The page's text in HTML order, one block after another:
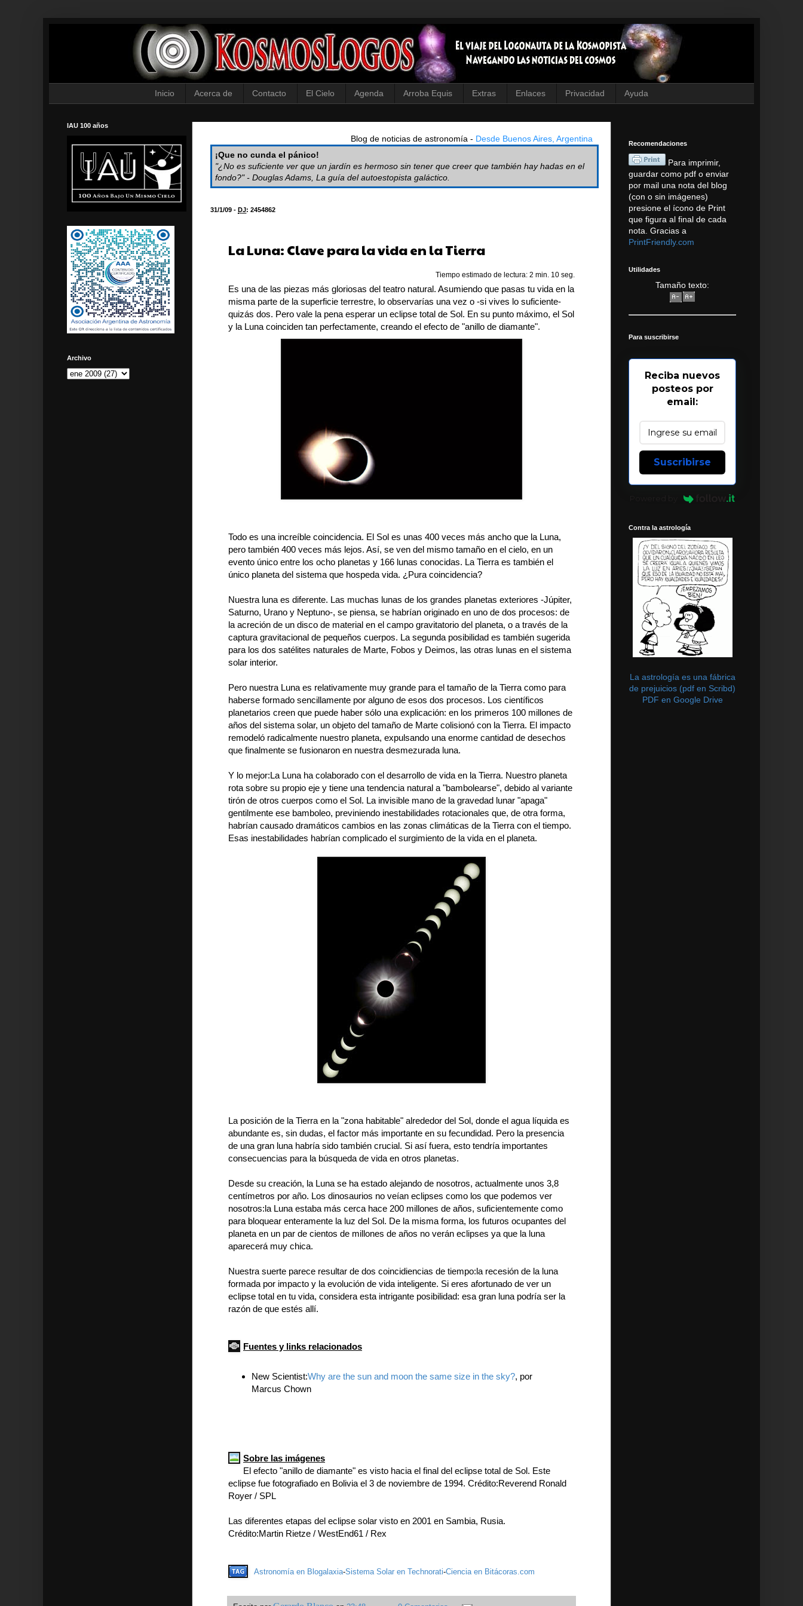
Inicio Acerca de Contacto El Cielo Agenda Arroba Equis Extras Enlaces Privacidad Ayuda
Blog de noticias de astronomía - Desde Buenos Aires, Argentina
¡Que no cunda el pánico!
"¿No es suficiente ver que un jardín es hermoso sin tener que creer que también hay hadas en el
fondo?" - Douglas Adams, La guía del autoestopista galáctico.
31/1/09 - DJ: 2454862
La Luna: Clave para la vida en la Tierra
Tiempo estimado de lectura: 2 min. 10 seg.
Es una de las piezas más gloriosas del teatro natural. Asumiendo que pasas tu vida en la
misma parte de la superficie terrestre, lo observarías una vez o -si vives lo suficiente-
quizás dos. Pero vale la pena esperar un eclipse total de Sol. En su punto máximo, el Sol
y la Luna coinciden tan perfectamente, creando el efecto de "anillo de diamante".
Todo es una increíble coincidencia. El Sol es unas 400 veces más ancho que la Luna,
pero también 400 veces más lejos. Así, se ven del mismo tamaño en el cielo, en un
evento único entre los ocho planetas y 166 lunas conocidas. La Tierra es también el
único planeta del sistema que hospeda vida. ¿Pura coincidencia?
Nuestra luna es diferente. Las muchas lunas de los grandes planetas exteriores -Júpiter,
Saturno, Urano y Neptuno-, se piensa, se habrían originado en uno de dos procesos: de
la acreción de un disco de material en el campo gravitatorio del planeta, o a través de la
captura gravitacional de pequeños cuerpos. La segunda posibilidad es también sugerida
para los dos satélites naturales de Marte, Fobos y Deimos, las otras lunas en el sistema
solar interior.
Pero nuestra Luna es relativamente muy grande para el tamaño de la Tierra como para
haberse formado sencillamente por alguno de esos dos procesos. Los científicos
planetarios creen que puede haber sólo una explicación: en los primeros 100 millones de
años del sistema solar, un objeto del tamaño de Marte colisionó con la Tierra. El impacto
remodeló radicalmente nuestro planeta, expulsando una enorme cantidad de desechos
que finalmente se fusionaron en nuestra desmezurada luna.
Y lo mejor:La Luna ha colaborado con el desarrollo de vida en la Tierra. Nuestro planeta
rota sobre su propio eje y tiene una tendencia natural a "bambolearse", debido al variante
tirón de otros cuerpos como el Sol. La invisible mano de la gravedad lunar "apaga"
gentilmente ese bamboleo, previniendo inestabilidades rotacionales que, de otra forma,
habrían causado dramáticos cambios en las zonas climáticas de la Tierra con el tiempo.
Esas inestabilidades habrían complicado el surgimiento de la vida en el planeta.
La posición de la Tierra en la "zona habitable" alrededor del Sol, donde el agua líquida es
abundante es, sin dudas, el factor más importante en su fecundidad. Pero la presencia
de una gran luna habría sido también crucial. Si así fuera, esto tendría importantes
consecuencias para la búsqueda de vida en otros planetas.
Desde su creación, la Luna se ha estado alejando de nosotros, actualmente unos 3,8
centímetros por año. Los dinosaurios no veían eclipses como los que podemos ver
nosotros:la Luna estaba más cerca hace 200 millones de años, suficientemente como
para bloquear enteramente la luz del Sol. De la misma forma, los futuros ocupantes del
planeta en un par de cientos de millones de años no verán eclipses ya que la luna
aparecerá muy chica.
Nuestra suerte parece resultar de dos coincidiencias de tiempo:la recesión de la luna
formada por impacto y la evolución de vida inteligente. Si eres afortunado de ver un
eclipse total en tu vida, considera esta intrigante posibilidad: esa gran luna podría ser la
razón de que estés allí.
Fuentes y links relacionados
New Scientist:Why are the sun and moon the same size in the sky?, por
Marcus Chown
Sobre las imágenes
El efecto "anillo de diamante" es visto hacia el final del eclipse total de Sol. Este
eclipse fue fotografiado en Bolivia el 3 de noviembre de 1994. Crédito:Reverend Ronald
Royer / SPL
Las diferentes etapas del eclipse solar visto en 2001 en Sambia, Rusia.
Crédito:Martin Rietze / WestEnd61 / Rex
Astronomía en Blogalaxia-Sistema Solar en Technorati-Ciencia en Bitácoras.com
IAU 100 años
Archivo
Recomendaciones
Para imprimir,
guardar como pdf o enviar
por mail una nota del blog
(con o sin imágenes)
presione el ícono de Print
que figura al final de cada
nota. Gracias a
PrintFriendly.com
Utilidades
Tamaño texto:
Para suscribirse
Reciba nuevos
posteos por
email:
Suscribirse
Contra la astrología
La astrología es una fábrica
de prejuicios (pdf en Scribd)
PDF en Google Drive